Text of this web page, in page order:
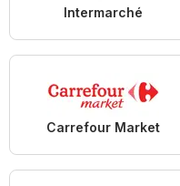
Intermarché
Carrefour Market